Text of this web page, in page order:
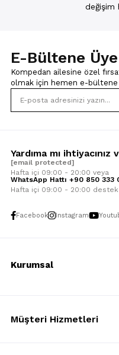
değişim
E-Bültene
Kompedan ailesine özel
olmak için hemen e-
Yardıma mı ihtiyacınız
[email protected]
Hafta içi 09:00 - 20:00 veya
WhatsApp Hattı +90 850 333
Hafta içi 09:00 - 20:00
Facebook Instagram
Kurumsal
Müşteri Hizmetleri